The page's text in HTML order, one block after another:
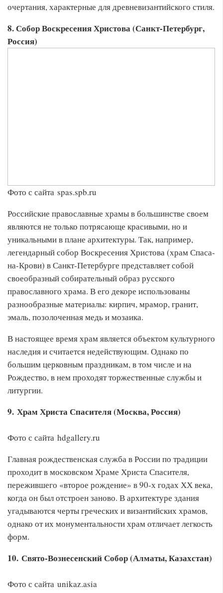
очертания, характерные для древневизантийского стиля.
8. Собор Воскресения Христова (Санкт-Петербург,
Россия)
Фото с сайта spas.spb.ru
Российские православные храмы в большинстве своем
являются не только потрясающе красивыми, но и
уникальными в плане архитектуры. Так, например,
легендарный собор Воскресения Христова (храм Спаса-
на-Крови) в Санкт-Петербурге представляет собой
своеобразный собирательный образ русского
православного храма. В его декоре использованы
разнообразные материалы: кирпич, мрамор, гранит,
эмаль, позолоченная медь и мозаика.
В настоящее время храм является объектом культурного
наследия и считается недействующим. Однако по
большим церковным праздникам, в том числе и на
Рождество, в нем проходят торжественные службы и
литургии.
9. Храм Христа Спасителя (Москва, Россия)
Фото с сайта hdgallery.ru
Главная рождественская служба в России по традиции
проходит в московском Храме Христа Спасителя,
пережившего «второе рождение» в 90-х годах ХХ века,
когда он был отстроен заново. В архитектуре здания
угадываются черты греческих и византийских храмов,
однако от их монументальности храм отличает легкость
форм.
10. Свято-Вознесенский Собор (Алматы, Казахстан)
Фото с сайта unikaz.asia